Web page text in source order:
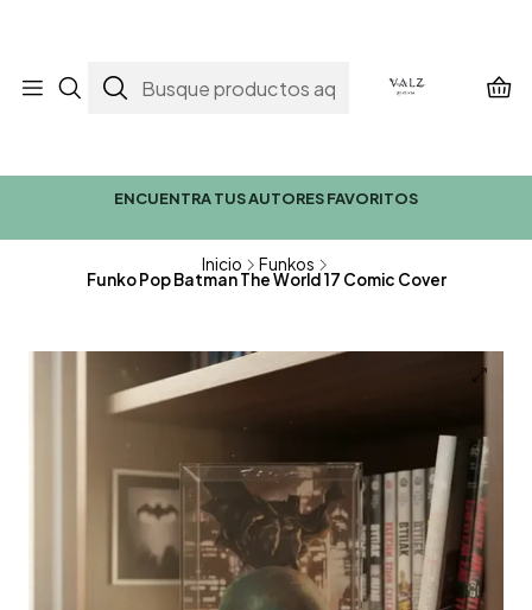
ENCUENTRA TUS AUTORES FAVORITOS
Inicio Funkos
Funko Pop Batman The World 17 Comic Cover